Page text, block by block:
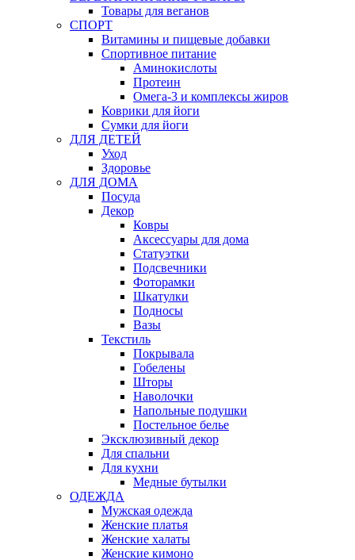
Товары для веганов
СПОРТ
Витамины и пищевые добавки
Спортивное питание
Аминокислоты
Протеин
Омега-3 и комплексы жиров
Коврики для йоги
Сумки для йоги
ДЛЯ ДЕТЕЙ
Уход
Здоровье
ДЛЯ ДОМА
Посуда
Декор
Ковры
Аксессуары для дома
Статуэтки
Подсвечники
Фоторамки
Шкатулки
Подносы
Вазы
Текстиль
Покрывала
Гобелены
Шторы
Наволочки
Напольные подушки
Постельное белье
Эксклюзивный декор
Для спальни
Для кухни
Медные бутылки
ОДЕЖДА
Мужская одежда
Женские платья
Женские халаты
Женские кимоно